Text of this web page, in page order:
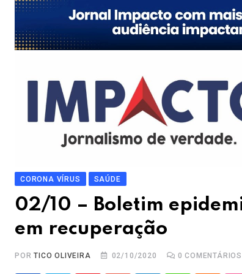
CORONA VÍRUS SAÚDE
02/10 – Boletim
em recuperação
PORTICO OLIVEIRA 02/10/2020 0 COMENTÁRIOS